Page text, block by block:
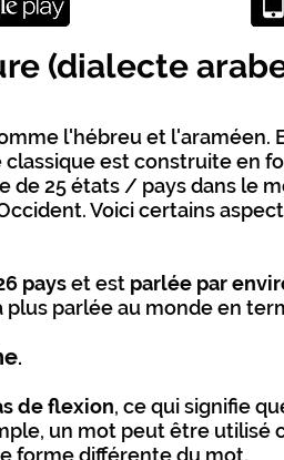
(dialecte
l'hébreu et l'araméen.
est construite en
de 25 états / pays dans le
Voici certains
payset est parlée par
parlée au monde en
.
de flexion, ce qui signifie
un mot peut être
forme différente du mot.